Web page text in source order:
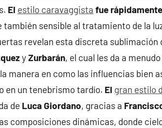
El estilo caravaggista fue
sensible al tratamiento de la
revelan esta discreta sublimación
yZurbarán, el cual les da a
manera en como las influencias bien
en un tenebrismo tardío. El gran estilo
de Luca Giordano, gracias a
composiciones dinámicas, donde